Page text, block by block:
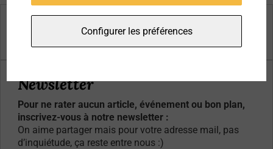
Newsletter
Pour ne rater aucun article, événement ou bon plan,
inscrivez-vous à notre newsletter :
On aime partager mais pour votre adresse mail, pas
d’inquiétude, ça reste entre nous :)
Configurer les préférences